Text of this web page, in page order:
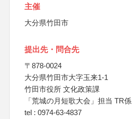
主催
大分県竹田市
提出先・問合先
〒878-0024
大分県竹田市大字玉来1-1
竹田市役所 文化政策課
「荒城の月短歌大会」担当 TR係
tel : 0974-63-4837